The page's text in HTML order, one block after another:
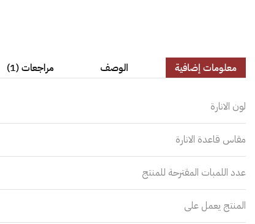
معلومات إضافية الوصف مراجعات (1)
لون الانارة
مقاس قاعدة الانارة
عدد اللمبات المقترحة للمنتج
المنتج يعمل على